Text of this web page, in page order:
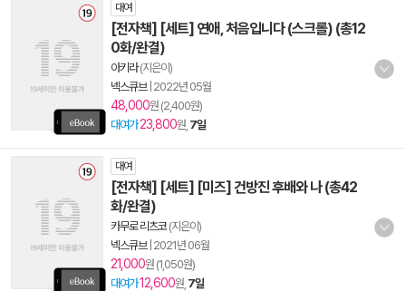
대여
[전자책] [세트] 연애, 처음입니다 (스크롤) (총12
0화/완결)
아키라(지은이)
넥스큐브| 2022년 05월
48,000원 (2,400원)
대여가 23,800원, 7일
대여
[전자책] [세트] [미즈] 건방진 후배와 나 (총42
화/완결)
카무로 리츠코(지은이)
넥스큐브| 2021년 06월
21,000원 (1,050원)
대여가12,600원, 7일